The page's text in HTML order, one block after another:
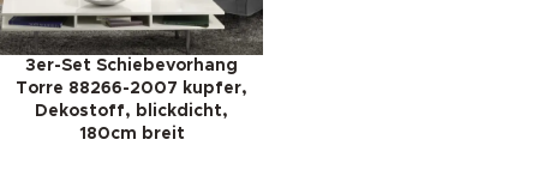
3er-Set Schiebevorhang
Torre 88266-2007 kupfer,
Dekostoff, blickdicht,
180cm breit